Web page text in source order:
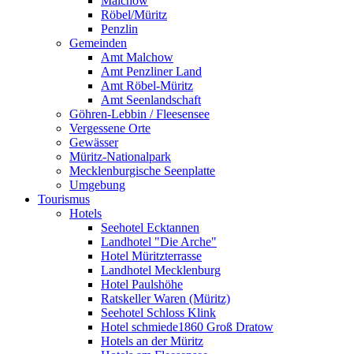
Röbel/Müritz
Penzlin
Gemeinden
Amt Malchow
Amt Penzliner Land
Amt Röbel-Müritz
Amt Seenlandschaft
Göhren-Lebbin / Fleesensee
Vergessene Orte
Gewässer
Müritz-Nationalpark
Mecklenburgische Seenplatte
Umgebung
Tourismus
Hotels
Seehotel Ecktannen
Landhotel "Die Arche"
Hotel Müritzterrasse
Landhotel Mecklenburg
Hotel Paulshöhe
Ratskeller Waren (Müritz)
Seehotel Schloss Klink
Hotel schmiede1860 Groß Dratow
Hotels an der Müritz